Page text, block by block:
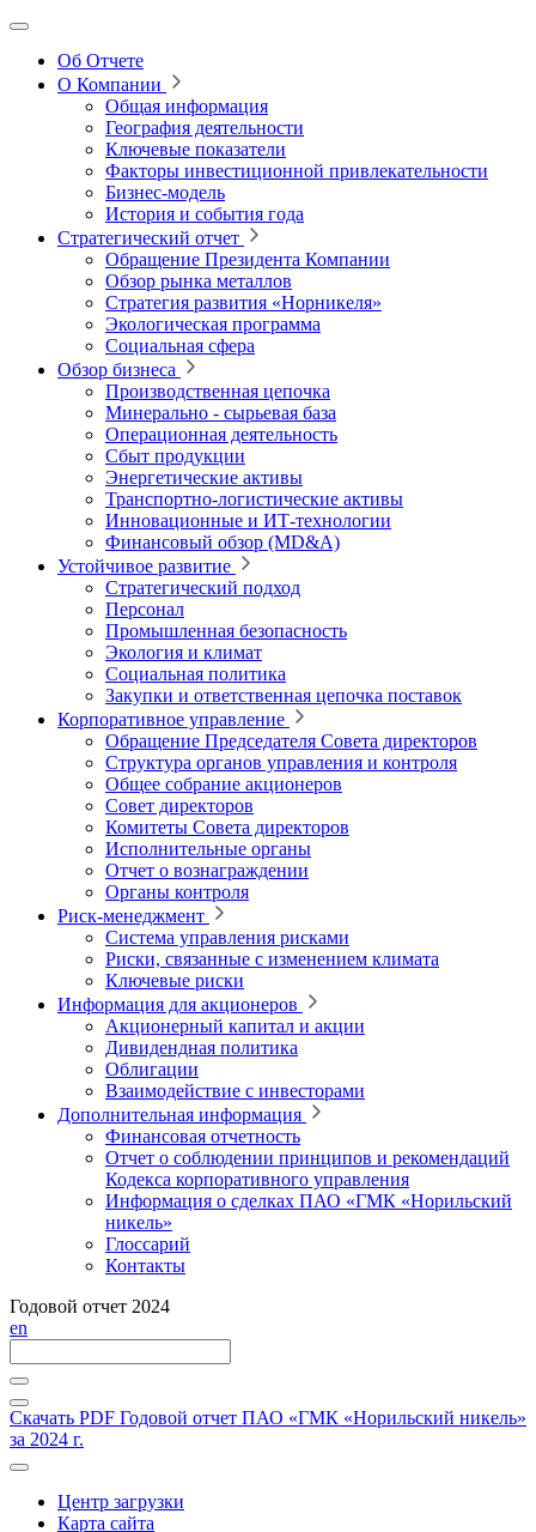
Об Отчете
О Компании
Общая информация
География деятельности
Ключевые показатели
Факторы инвестиционной привлекательности
Бизнес-модель
История и события года
Стратегический отчет
Обращение Президента Компании
Обзор рынка металлов
Стратегия развития «Норникеля»
Экологическая программа
Социальная сфера
Обзор бизнеса
Производственная цепочка
Минерально ‑ сырьевая база
Операционная деятельность
Сбыт продукции
Энергетические активы
Транспортно-логистические активы
Инновационные и ИТ‑технологии
Финансовый обзор (MD&A)
Устойчивое развитие
Стратегический подход
Персонал
Промышленная безопасность
Экология и климат
Социальная политика
Закупки и ответственная цепочка поставок
Корпоративное управление
Обращение Председателя Совета директоров
Структура органов управления и контроля
Общее собрание акционеров
Совет директоров
Комитеты Совета директоров
Исполнительные органы
Отчет о вознаграждении
Органы контроля
Риск-менеджмент
Система управления рисками
Риски, связанные с изменением климата
Ключевые риски
Информация для акционеров
Акционерный капитал и акции
Дивидендная политика
Облигации
Взаимодействие с инвесторами
Дополнительная информация
Финансовая отчетность
Отчет о соблюдении принципов и рекомендаций
Кодекса корпоративного управления
Информация о сделках ПАО «ГМК «Норильский
никель»
Глоссарий
Контакты
Годовой отчет 2024
en
Скачать PDF Годовой отчет ПАО «ГМК «Норильский никель»
за 2024 г.
Центр загрузки
Карта сайта